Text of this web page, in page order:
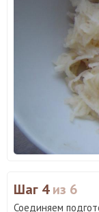
Шаг 4из 6
Соединяем